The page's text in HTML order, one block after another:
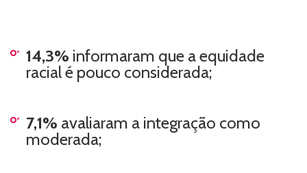
14,3% informaram que a equidade
racial é pouco considerada;
7,1% avaliaram a integração como
moderada;